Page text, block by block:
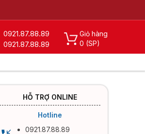
Giỏ hàng
0 (SP)
0921.87.88.89
0921.87.88.89
HỖ TRỢ ONLINE
Hotline
0921.87.88.89